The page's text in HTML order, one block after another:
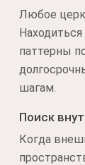
Любое
паттерны
шагам.
Поиск
Когда